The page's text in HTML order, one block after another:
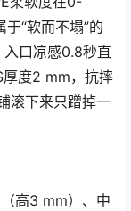
“软而不塌”的
口凉感0.8秒直
厚度2 mm，抗摔
滚下来只蹭掉一
高3 mm）、中